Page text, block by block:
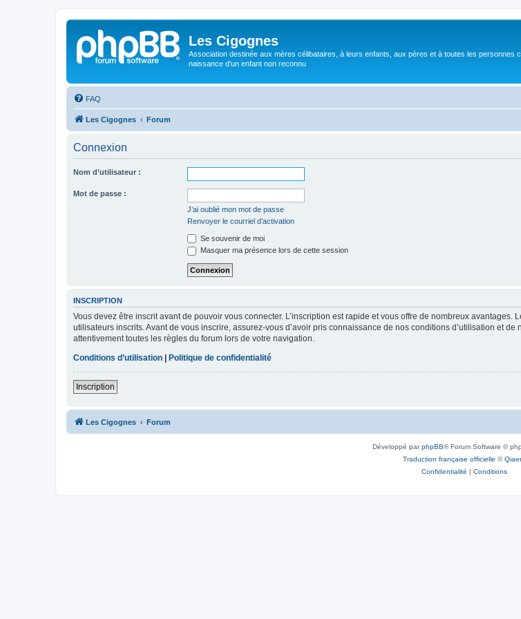
Les Cigognes
Association destinée aux mères célibataires, à leurs enfants, aux pères et à toutes les personnes
naissance d'un enfant non reconnu
FAQ
Les Cigognes Forum
Connexion
Nom d’utilisateur :
Mot de passe :
J’ai oublié mon mot de passe
Renvoyer le courriel d’activation
Se souvenir de moi
Masquer ma présence lors de cette session
INSCRIPTION
Vous devez être inscrit avant de pouvoir vous connecter. L’inscription est rapide et vous offre de nombreux
utilisateurs inscrits. Avant de vous inscrire, assurez-vous d’avoir pris connaissance de nos conditions d’utilisation et
attentivement toutes les règles du forum lors de votre navigation.
Conditions d’utilisation
Politique de confidentialité
Inscription
Les Cigognes Forum
Développé parphpBB® Forum Software ©
Traduction française officielle ©
Confidentialité | Conditions